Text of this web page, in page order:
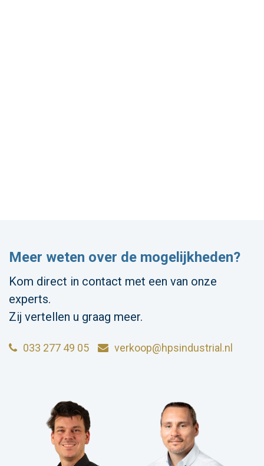
Meer weten over de mogelijkheden?
Kom direct in contact met een van onze
experts.
Zij vertellen u graag meer.
033 277 49 05 verkoop@hpsindustrial.nl